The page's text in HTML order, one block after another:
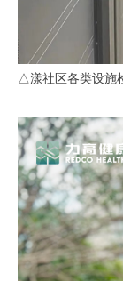
△漾社区各类设施